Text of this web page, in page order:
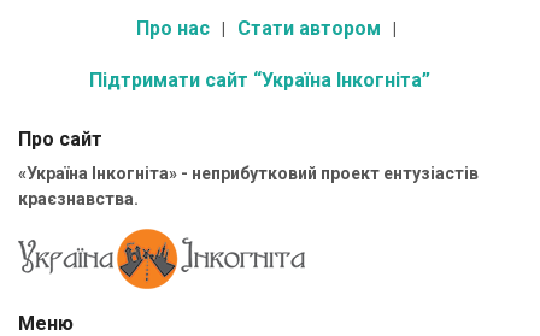
Про нас Стати автором
Підтримати сайт “Україна Інкогніта”
Про сайт
«Україна Інкогніта» - неприбутковий проект ентузіастів
краєзнавства.
Меню